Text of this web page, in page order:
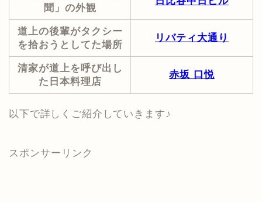
聞」の外観
道上の後輩がタクシー
を拾おうとしてた場所
リバティ大通り
清家が道上を呼び出し
た日本料理店
赤坂 口悦
以下で詳しくご紹介していきます♪
スポンサーリンク